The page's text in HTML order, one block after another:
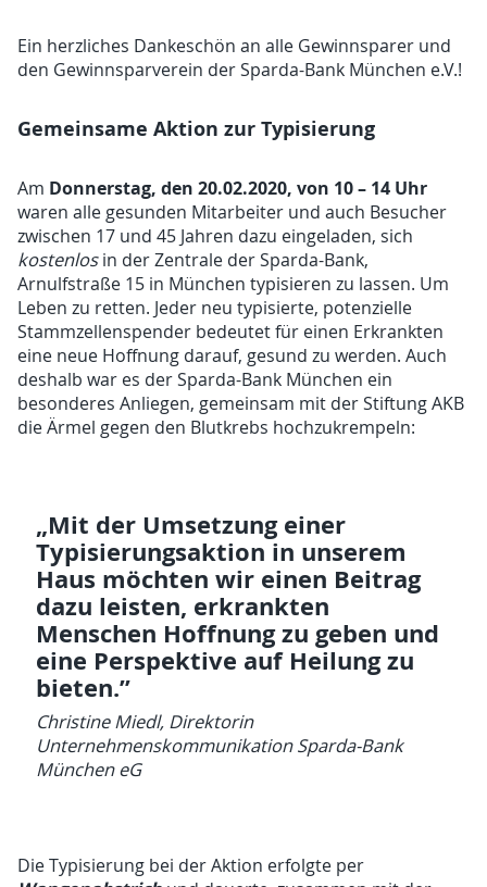
Ein herzliches Dankeschön an alle Gewinnsparer und
den Gewinnsparverein der Sparda-Bank München e.V.!
Gemeinsame Aktion zur Typisierung
Am Donnerstag, den 20.02.2020, von 10 – 14 Uhr
waren alle gesunden Mitarbeiter und auch Besucher
zwischen 17 und 45 Jahren dazu eingeladen, sich
kostenlosin der Zentrale der Sparda-Bank,
Arnulfstraße 15 in München typisieren zu lassen. Um
Leben zu retten. Jeder neu typisierte, potenzielle
Stammzellenspender bedeutet für einen Erkrankten
eine neue Hoffnung darauf, gesund zu werden. Auch
deshalb war es der Sparda-Bank München ein
besonderes Anliegen, gemeinsam mit der Stiftung AKB
die Ärmel gegen den Blutkrebs hochzukrempeln:
„Mit der Umsetzung einer
Typisierungsaktion in unserem
Haus möchten wir einen Beitrag
dazu leisten, erkrankten
Menschen Hoffnung zu geben und
eine Perspektive auf Heilung zu
bieten.”
Christine Miedl, Direktorin
Unternehmenskommunikation Sparda-Bank
München eG
Die Typisierung bei der Aktion erfolgte per